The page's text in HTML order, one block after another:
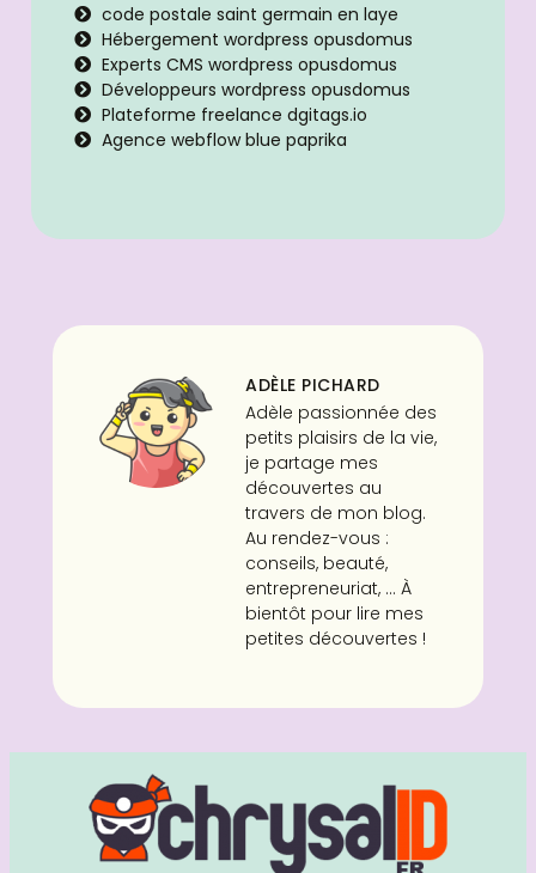
code postale saint germain en laye
Hébergement wordpress opusdomus
Experts CMS wordpress opusdomus
Développeurs wordpress opusdomus
Plateforme freelance dgitags.io
Agence webflow blue paprika
ADÈLE PICHARD
Adèle passionnée des
petits plaisirs de la vie,
je partage mes
découvertes au
travers de mon blog.
Au rendez-vous :
conseils, beauté,
entrepreneuriat, ... À
bientôt pour lire mes
petites découvertes !